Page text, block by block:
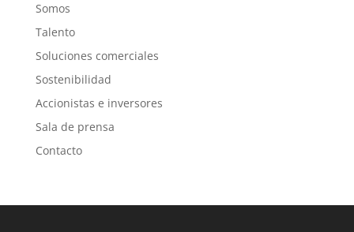
Somos
Talento
Soluciones comerciales
Sostenibilidad
Accionistas e inversores
Sala de prensa
Contacto